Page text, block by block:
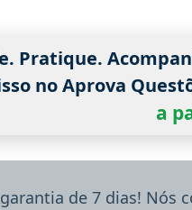
Pratique.
no Aprova
a
de 7 dias!